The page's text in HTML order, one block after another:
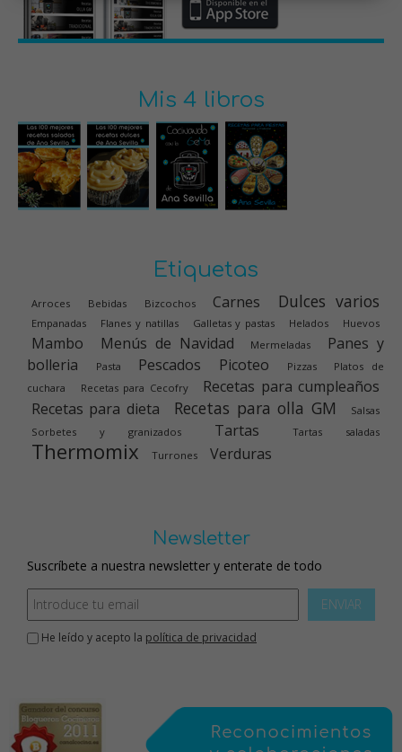
Mis 4 libros
Etiquetas
Arroces Bebidas Bizcochos Carnes Dulces varios
Empanadas Flanes y natillas Galletas y pastas Helados Huevos
Mambo Menús de Navidad Mermeladas
Panes y
bolleria
Pasta Pescados Picoteo Pizzas
Platos de
cuchara
Recetas para Cecofry
Recetas para cumpleaños
Recetas para dieta
Recetas para olla GM
Salsas
Sorbetes y granizados
Tartas Tartas saladas
Thermomix Turrones Verduras
Newsletter
Suscríbete a nuestra newsletter y enterate de todo
ENVIAR
He leído y acepto la política de privacidad